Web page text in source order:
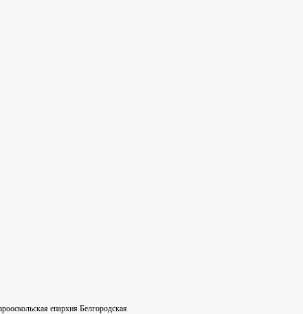
епархия Белгородская